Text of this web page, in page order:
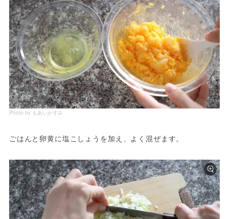
Photo by もあいかすみ
ごはんと卵黄に塩こしょうを加え、よく混ぜます。